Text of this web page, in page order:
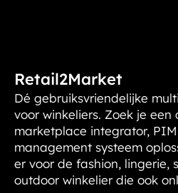
Retail2Market
Dé gebruiksvriendelijke
voor winkeliers. Zoek je een
marketplace integrator,
management systeem
er voor de fashion, lingerie,
outdoor winkelier die ook